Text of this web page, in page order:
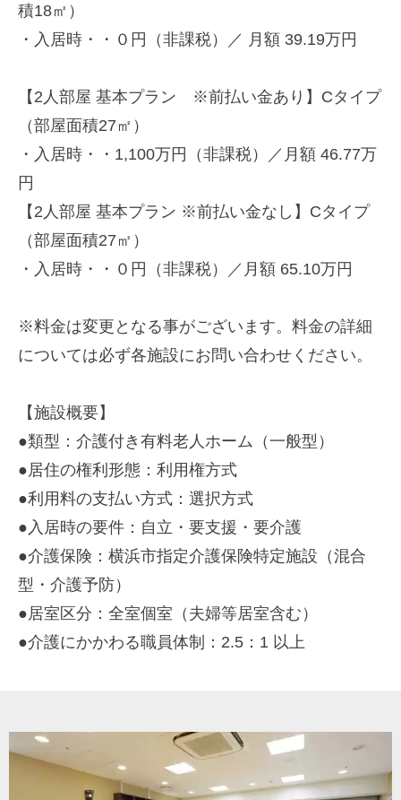
積18㎡）
・入居時・・０円（非課税）／ 月額 39.19万円
【2人部屋 基本プラン ※前払い金あり】Cタイプ
（部屋面積27㎡）
・入居時・・1,100万円（非課税）／月額 46.77万
円
【2人部屋 基本プラン ※前払い金なし】Cタイプ
（部屋面積27㎡）
・入居時・・０円（非課税）／月額 65.10万円
※料金は変更となる事がございます。料金の詳細
については必ず各施設にお問い合わせください。
【施設概要】
●類型：介護付き有料老人ホーム（一般型）
●居住の権利形態：利用権方式
●利用料の支払い方式：選択方式
●入居時の要件：自立・要支援・要介護
●介護保険：横浜市指定介護保険特定施設（混合
型・介護予防）
●居室区分：全室個室（夫婦等居室含む）
●介護にかかわる職員体制：2.5：1 以上